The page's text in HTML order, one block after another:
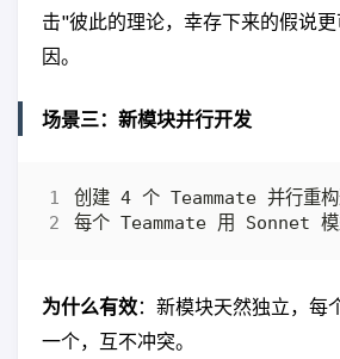
击"彼此的理论，幸存下来的假说
因。
场景三：新模块并行开发
为什么有效：新模块天然独立，每
一个，互不冲突。